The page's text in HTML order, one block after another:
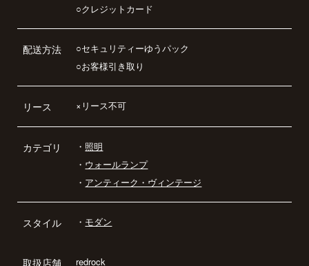
○クレジットカード
配送方法
○セキュリティーゆうパック
○お客様引き取り
リース ×リース不可
カテゴリ ・ 照明
・ ウォールランプ
・ アンティーク・ヴィンテージ
スタイル ・ モダン
取扱店舗 redrock